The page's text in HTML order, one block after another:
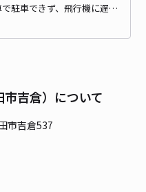
駐車できず、飛行機に遅…
吉倉）について
市吉倉537